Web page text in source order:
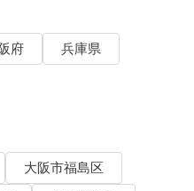
府
兵庫県
大阪市福島区